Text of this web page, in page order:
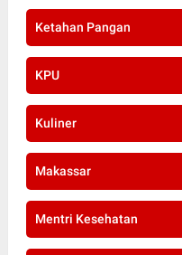
Ketahan Pangan
KPU
Kuliner
Makassar
Mentri Kesehatan